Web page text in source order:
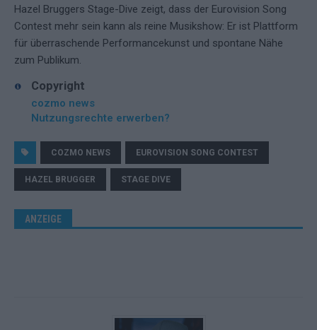
Hazel Bruggers Stage-Dive zeigt, dass der Eurovision Song
Contest mehr sein kann als reine Musikshow: Er ist Plattform
für überraschende Performancekunst und spontane Nähe
zum Publikum.
Copyright
cozmo news
Nutzungsrechte erwerben?
COZMO NEWS EUROVISION SONG CONTEST
HAZEL BRUGGER STAGE DIVE
ANZEIGE